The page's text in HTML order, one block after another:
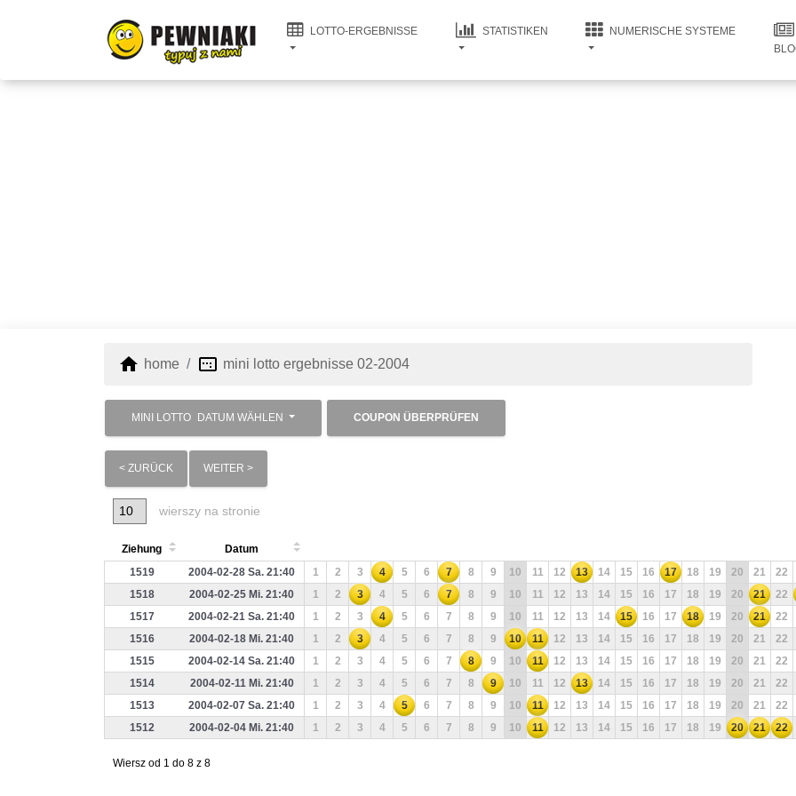
LOTTO-ERGEBNISSE STATISTIKEN
NUMERISCHE SYSTEME
home home image_aspect_ratio mini lotto ergebnisse 02-2004
MINI LOTTO DATUM WÄHLEN COUPON ÜBERPRÜFEN
< ZURÜCK WEITER >
wierszy na stronie
Ziehung
Datum
1519
2004-02-28 Sa. 21:40 1 2 3 4 5 6 7 8 9 10 11 12 13 14 15 16 17 18 19 20 21 22
1518
2004-02-25 Mi. 21:40 1 2 3 4 5 6 7 8 9 10 11 12 13 14 15 16 17 18 19 20 21 22
1517
2004-02-21 Sa. 21:40 1 2 3 4 5 6 7 8 9 10 11 12 13 14 15 16 17 18 19 20 21 22
1516
2004-02-18 Mi. 21:40 1 2 3 4 5 6 7 8 9 10 11 12 13 14 15 16 17 18 19 20 21 22
1515
2004-02-14 Sa. 21:40 1 2 3 4 5 6 7 8 9 10 11 12 13 14 15 16 17 18 19 20 21 22
1514
2004-02-11 Mi. 21:40 1 2 3 4 5 6 7 8 9 10 11 12 13 14 15 16 17 18 19 20 21 22
1513
2004-02-07 Sa. 21:40 1 2 3 4 5 6 7 8 9 10 11 12 13 14 15 16 17 18 19 20 21 22
1512
2004-02-04 Mi. 21:40 1 2 3 4 5 6 7 8 9 10 11 12 13 14 15 16 17 18 19 20 21 22
Wiersz od 1 do 8 z 8